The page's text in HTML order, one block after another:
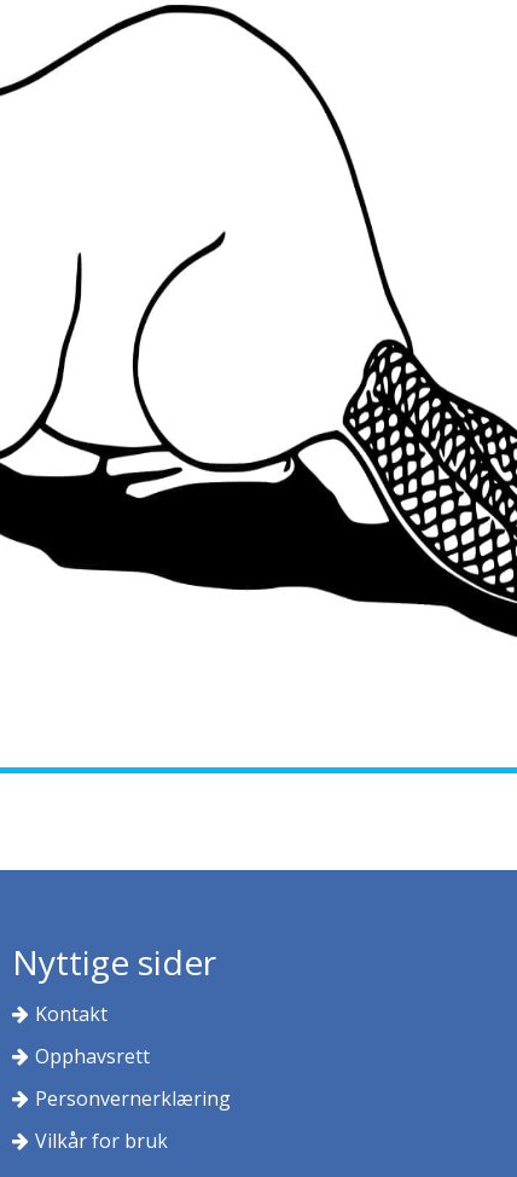
Nyttige sider
Kontakt
Opphavsrett
Personvernerklæring
Vilkår for bruk